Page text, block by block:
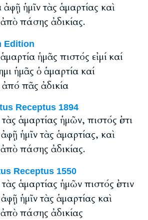
ἀφῇ ἡμῖν τὰς ἁμαρτίας καὶ
πάσης ἀδικίας.
Edition
ἡμᾶς πιστός εἰμί καί
ἡμᾶς ὁ ἁμαρτία καί
πᾶς ἀδικία
Receptus 1894
ἁμαρτίας ἡμῶν, πιστός ἐστι
ἡμῖν τὰς ἁμαρτίας, καὶ
πάσης ἀδικίας.
Receptus 1550
ἁμαρτίας ἡμῶν πιστός ἐστιν
ἡμῖν τὰς ἁμαρτίας καὶ
πάσης ἀδικίας